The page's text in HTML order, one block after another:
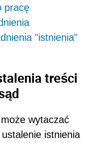
pracę
"istnienia"
treści
wytaczać
istnienia